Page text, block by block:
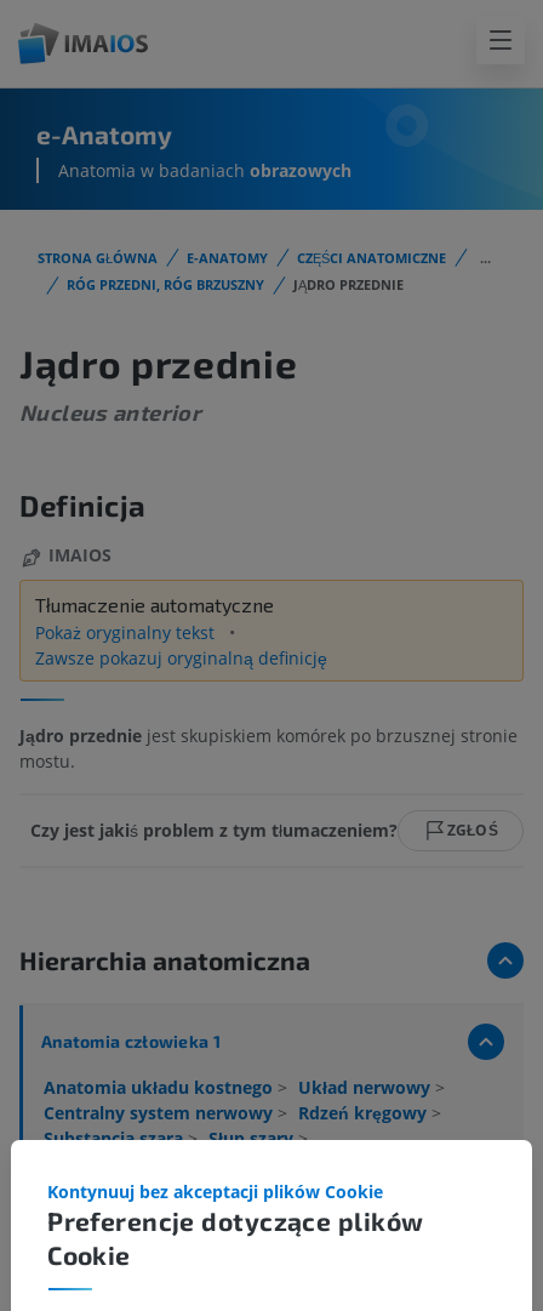
e-Anatomy
Anatomia w badaniach obrazowych
STRONA GŁÓWNA E-ANATOMY CZĘŚCI ANATOMICZNE
...
RÓG PRZEDNI, RÓG BRZUSZNY
JĄDRO PRZEDNIE
Jądro przednie
Nucleus anterior
Definicja
IMAIOS
Tłumaczenie automatyczne
Pokaż oryginalny tekst
Zawsze pokazuj oryginalną definicję
Jądro przednie jest skupiskiem komórek po brzusznej stronie
mostu.
Czy jest jakiś problem z tym tłumaczeniem? ZGŁOŚ
Hierarchia anatomiczna
Anatomia człowieka 1
Anatomia układu kostnego > Układ nerwowy >
Centralny system nerwowy > Rdzeń kręgowy >
Substancja szara> Słup szary>
Róg przedni, róg brzuszny> Jądro przednie
Powiązane struktury:
Nie istnieją struktury powiązane
z tą częścią ciała
Preferencje dotyczące plików
Cookie
Kontynuuj bez akceptacji plików Cookie